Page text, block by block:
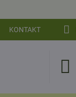
KONTAKT